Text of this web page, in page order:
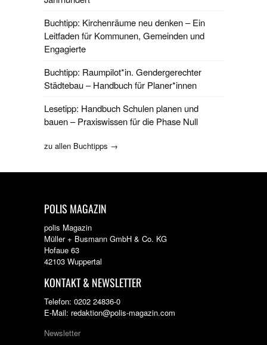
Buchtipp: Kirchenräume neu denken – Ein
Leitfaden für Kommunen, Gemeinden und
Engagierte
Buchtipp: Raumpilot*in. Gendergerechter
Städtebau – Handbuch für Planer*innen
Lesetipp: Handbuch Schulen planen und
bauen – Praxiswissen für die Phase Null
zu allen Buchtipps →
POLIS MAGAZIN
polis Magazin
Müller + Busmann GmbH & Co. KG
Hofaue 63
42103 Wuppertal
KONTAKT & NEWSLETTER
Telefon: 0202 24836-0
E-Mail: redaktion@polis-magazin.com
Newsletter